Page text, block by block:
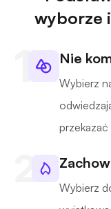
wyborze
Nie
Wybierz
przekazać
Wybierz